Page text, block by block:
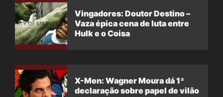
Vingadores: Doutor Destino –
Vaza épica cena de luta entre
Hulk e o Coisa
X-Men: Wagner Moura dá 1ª
declaração sobre papel de vilão